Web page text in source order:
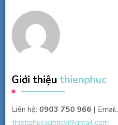
Giới thiệu thienphuc
Liên hệ: 0903 750 966 | Email:
thienphucagency@gmail.com